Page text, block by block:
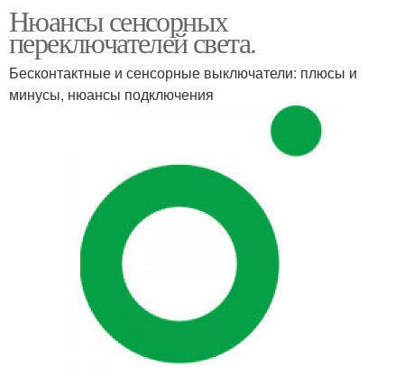
Нюансы сенсорных
переключателей света.
Бесконтактные и сенсорные выключатели: плюсы и
минусы, нюансы подключения